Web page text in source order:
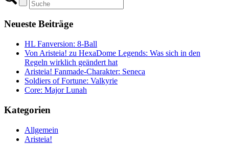
Neueste Beiträge
HL Fanversion: 8-Ball
Von Aristeia! zu HexaDome Legends: Was sich in den
Regeln wirklich geändert hat
Aristeia! Fanmade-Charakter: Seneca
Soldiers of Fortune: Valkyrie
Core: Major Lunah
Kategorien
Allgemein
Aristeia!